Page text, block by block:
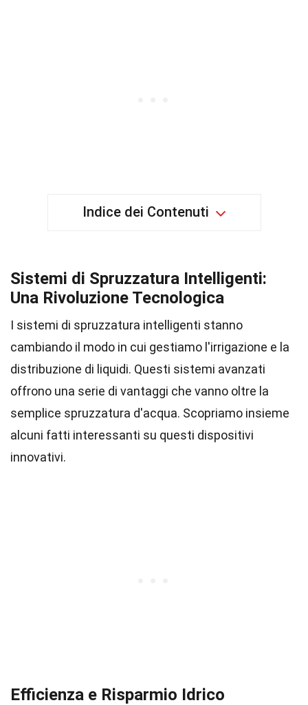
Indice dei Contenuti
Sistemi di Spruzzatura Intelligenti:
Una Rivoluzione Tecnologica
I sistemi di spruzzatura intelligenti stanno
cambiando il modo in cui gestiamo l'irrigazione e la
distribuzione di liquidi. Questi sistemi avanzati
offrono una serie di vantaggi che vanno oltre la
semplice spruzzatura d'acqua. Scopriamo insieme
alcuni fatti interessanti su questi dispositivi
innovativi.
Efficienza e Risparmio Idrico